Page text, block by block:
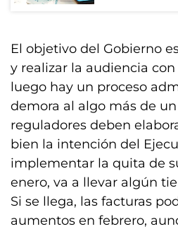
El objetivo del Gobierno
y realizar la audiencia
luego hay un proceso
demora al algo más de
reguladores deben
bien la intención del
implementar la quita de
enero, va a llevar algún
Si se llega, las facturas
aumentos en febrero,